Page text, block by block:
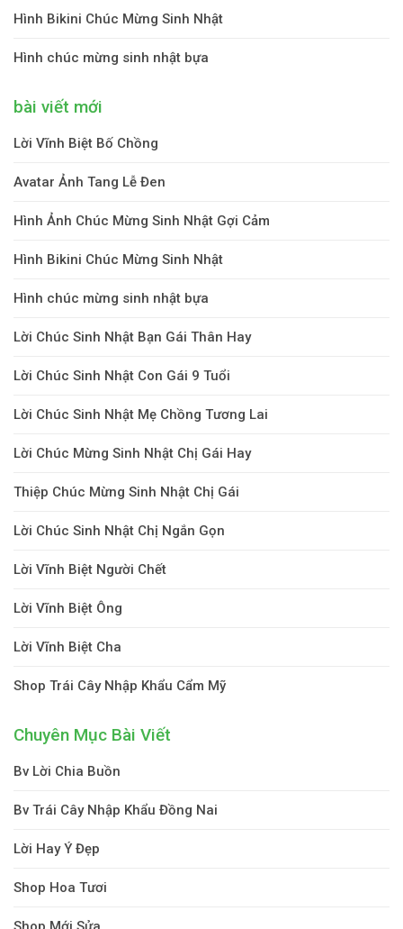
Hình Bikini Chúc Mừng Sinh Nhật
Hình chúc mừng sinh nhật bựa
bài viết mới
Lời Vĩnh Biệt Bố Chồng
Avatar Ảnh Tang Lễ Đen
Hình Ảnh Chúc Mừng Sinh Nhật Gợi Cảm
Hình Bikini Chúc Mừng Sinh Nhật
Hình chúc mừng sinh nhật bựa
Lời Chúc Sinh Nhật Bạn Gái Thân Hay
Lời Chúc Sinh Nhật Con Gái 9 Tuổi
Lời Chúc Sinh Nhật Mẹ Chồng Tương Lai
Lời Chúc Mừng Sinh Nhật Chị Gái Hay
Thiệp Chúc Mừng Sinh Nhật Chị Gái
Lời Chúc Sinh Nhật Chị Ngắn Gọn
Lời Vĩnh Biệt Người Chết
Lời Vĩnh Biệt Ông
Lời Vĩnh Biệt Cha
Shop Trái Cây Nhập Khẩu Cẩm Mỹ
Chuyên Mục Bài Viết
Bv Lời Chia Buồn
Bv Trái Cây Nhập Khẩu Đồng Nai
Lời Hay Ý Đẹp
Shop Hoa Tươi